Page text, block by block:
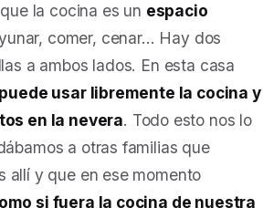
la cocina es un espacio
comer, cenar… Hay dos
a ambos lados. En esta casa
usar libremente la cocina y
en la nevera. Todo esto nos lo
a otras familias que
allí y que en ese momento
si fuera la cocina de nuestra